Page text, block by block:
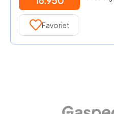
Favoriet